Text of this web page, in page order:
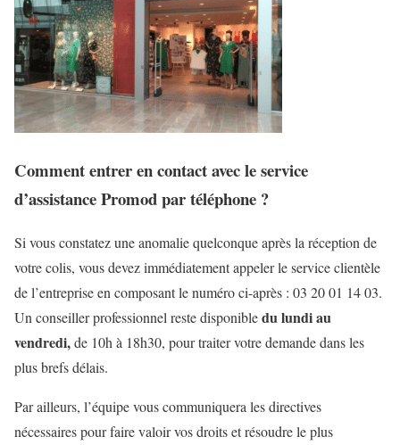
Comment entrer en contact avec le service
d’assistance Promod par téléphone ?
Si vous constatez une anomalie quelconque après la réception de
votre colis, vous devez immédiatement appeler le service clientèle
de l’entreprise en composant le numéro ci-après : 03 20 01 14 03.
Un conseiller professionnel reste disponibledu lundi au
vendredi,de 10h à 18h30, pour traiter votre demande dans les
plus brefs délais.
Par ailleurs, l’équipe vous communiquera les directives
nécessaires pour faire valoir vos droits et résoudre le plus